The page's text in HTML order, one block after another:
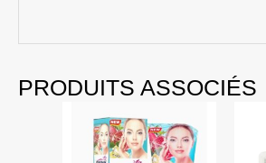
PRODUITS ASSOCIÉS